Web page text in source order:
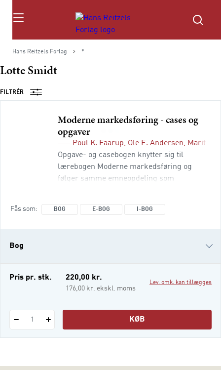
Søg
Hans Reitzels Forlag *
Lotte Smidt
FILTRÉR
Moderne markedsføring - cases og
opgaver
Poul K. Faarup, Ole E. Andersen, Marit J.
Opgave- og casebogen knytter sig til
lærebogen Moderne markedsføring og
følger samme emneopdeling som
Fås som BOG E-BOG I-BOG
Bog
e-bog
Pris pr. stk. 220,00 kr.
176,00 kr. ekskl. moms
Lev. omk. kan tillægges
1 KØB